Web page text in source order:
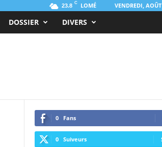
23.8 C LOMÉ VENDREDI,
DOSSIER DIVERS
0 Fans
0 Suiveurs